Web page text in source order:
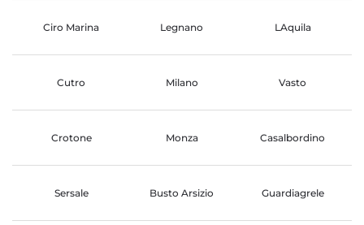
Ciro Marina Legnano LAquila
Cutro Milano Vasto
Crotone Monza Casalbordino
Sersale Busto Arsizio Guardiagrele